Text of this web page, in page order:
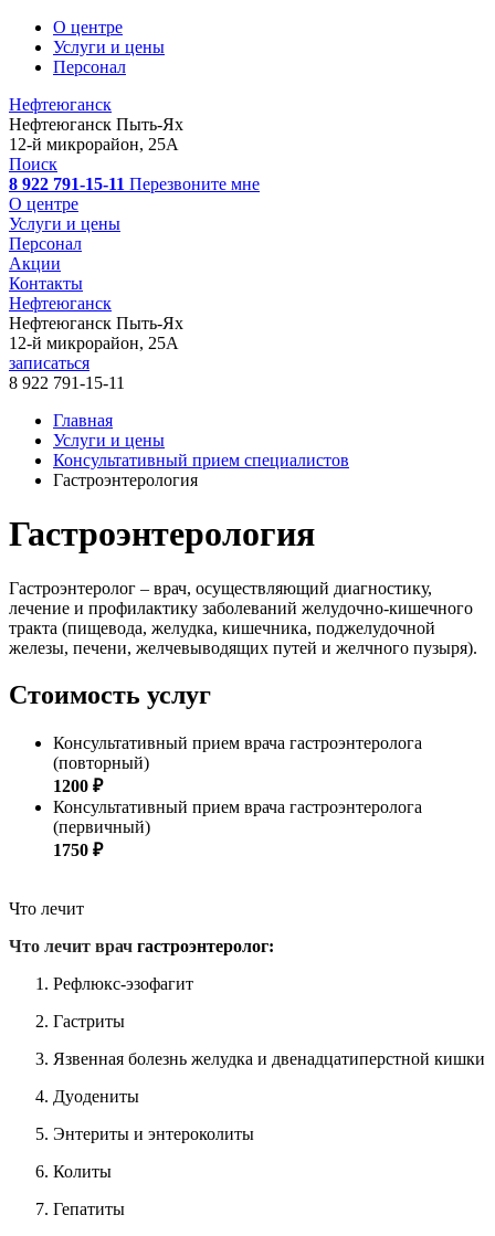
О центре
Услуги и цены
Персонал
Нефтеюганск
Нефтеюганск Пыть-Ях
12-й микрорайон, 25А
Поиск
8 922 791-15-11 Перезвоните мне
О центре
Услуги и цены
Персонал
Акции
Контакты
Нефтеюганск
Нефтеюганск Пыть-Ях
12-й микрорайон, 25А
записаться
8 922 791-15-11
Главная
Услуги и цены
Консультативный прием специалистов
Гастроэнтерология
Гастроэнтерология
Гастроэнтеролог – врач, осуществляющий диагностику,
лечение и профилактику заболеваний желудочно-кишечного
тракта (пищевода, желудка, кишечника, поджелудочной
железы, печени, желчевыводящих путей и желчного пузыря).
Стоимость услуг
Консультативный прием врача гастроэнтеролога
(повторный)
1200 ₽
Консультативный прием врача гастроэнтеролога
(первичный)
1750 ₽
Что лечит
Что лечит врач гастроэнтеролог:
Рефлюкс-эзофагит
Гастриты
Язвенная болезнь желудка и двенадцатиперстной кишки
Дуодениты
Энтериты и энтероколиты
Колиты
Гепатиты